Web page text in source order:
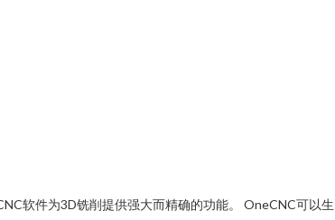
软件为3D铣削提供强大而精确的功能。 OneCNC可以生